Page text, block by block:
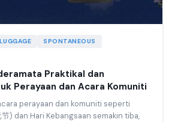
LUGGAGE SPONTANEOUS
Praktikal dan
Perayaan dan Acara Komuniti
perayaan dan komuniti seperti
) dan Hari Kebangsaan semakin tiba,